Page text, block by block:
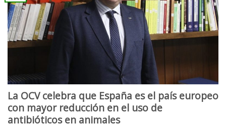
La OCV celebra que España es el país europeo
con mayor reducción en el uso de
antibióticos en animales